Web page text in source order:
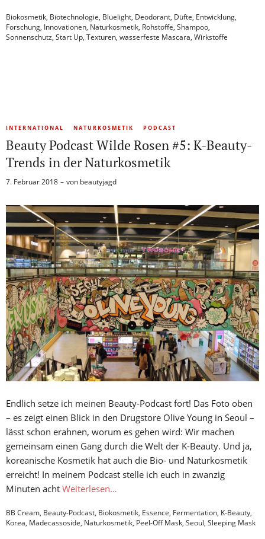
Biokosmetik, Biotechnologie, Bluelight, Deodorant, Düfte, Entwicklung,
Forschung, Innovationen, Naturkosmetik, Rohstoffe, Shampoo,
Sonnenschutz, Start Up, Texturen, wasserfeste Mascara, Wirkstoffe
INTERNATIONAL NATURKOSMETIK PODCAST
Beauty Podcast Wilde Rosen #5: K-Beauty-
Trends in der Naturkosmetik
7. Februar 2018 von beautyjagd
Endlich setze ich meinen Beauty-Podcast fort! Das Foto oben
– es zeigt einen Blick in den Drugstore Olive Young in Seoul –
lässt schon erahnen, worum es gehen wird: Wir machen
gemeinsam einen Gang durch die Welt der K-Beauty. Und ja,
koreanische Kosmetik hat auch die Bio- und Naturkosmetik
erreicht! In meinem Podcast stelle ich euch in zwanzig
Minuten acht Weiterlesen…
BB Cream, Beauty-Podcast, Biokosmetik, Essence, Fermentation, K-Beauty,
Korea, Madecassoside, Naturkosmetik, Peel-Off Mask, Seoul, Sleeping Mask